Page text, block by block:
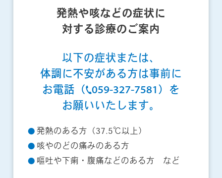
発熱や咳などの症状に
対する診療のご案内
以下の症状または、
体調に不安がある方は事前に
お電話（
059-327-7581 ）を
お願いいたします。
● 発熱のある方（37.5℃以上）
● 咳やのどの痛みのある方
● 嘔吐や下痢・腹痛などのある方 など